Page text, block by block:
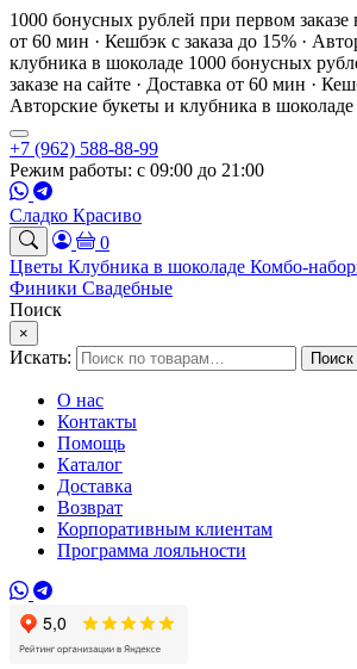
1000 бонусных рублей при первом заказе
от 60 мин · Кешбэк с заказа до 15% ·
клубника в шоколаде 1000 бонусных
заказе на сайте · Доставка от 60 мин ·
Авторские букеты и клубника в шоколаде
+7 (962) 588-88-99
Режим работы: с 09:00 до 21:00
Сладко Красиво
0
Цветы Клубника в шоколаде Комбо-
Финики Свадебные
Поиск
×
Искать: Поиск
О нас
Контакты
Помощь
Каталог
Доставка
Возврат
Корпоративным клиентам
Программа лояльности